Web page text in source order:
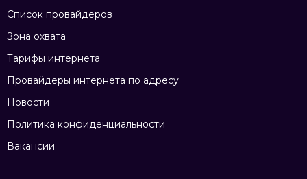
Список провайдеров
Зона охвата
Тарифы интернета
Провайдеры интернета по адресу
Новости
Политика конфиденциальности
Вакансии